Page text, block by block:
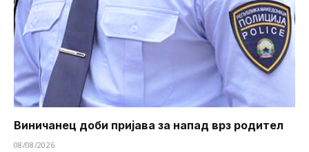
Виничанец доби пријава за напад врз родител
08/08/2026